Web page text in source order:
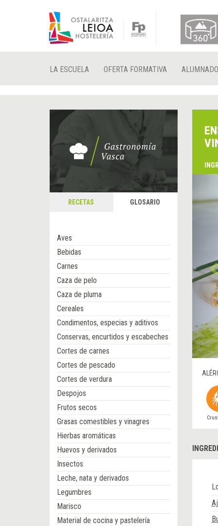
LA ESCUELA OFERTA FORMATIVA ALUMNADO
RECETAS GLOSARIO
Aves
Bebidas
Carnes
Caza de pelo
Caza de pluma
Cereales
Condimentos, especias y aditivos
Conservas, encurtidos y escabeches
Cortes de carnes
Cortes de pescado
Cortes de verdura
Despojos
Frutos secos
Grasas comestibles y vinagres
Hierbas aromáticas
Huevos y derivados
Insectos
Leche, nata y derivados
Legumbres
Marisco
Material de cocina y pastelería